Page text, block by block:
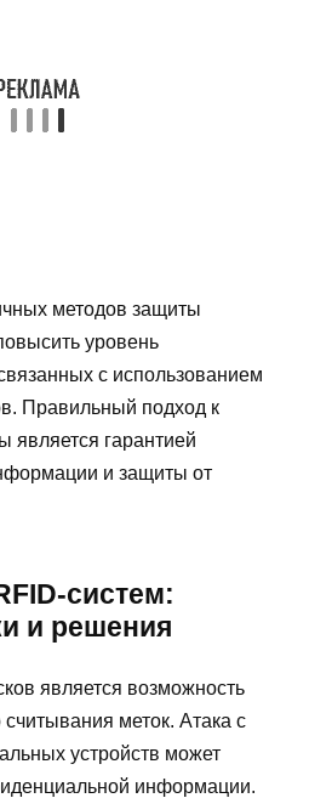
методов защиты
уровень
с использованием
Правильный подход к
является гарантией
и защиты от
систем:
и решения
является возможность
меток. Атака с
устройств может
информации.